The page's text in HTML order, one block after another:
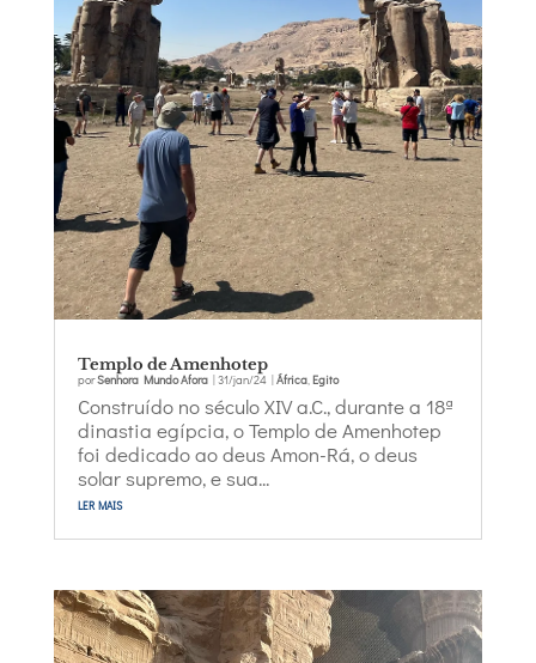
Templo de Amenhotep
porSenhora Mundo Afora| 31/jan/24| África, Egito
Construído no século XIV a.C., durante a 18ª
dinastia egípcia, o Templo de Amenhotep
foi dedicado ao deus Amon-Rá, o deus
solar supremo, e sua...
ler mais